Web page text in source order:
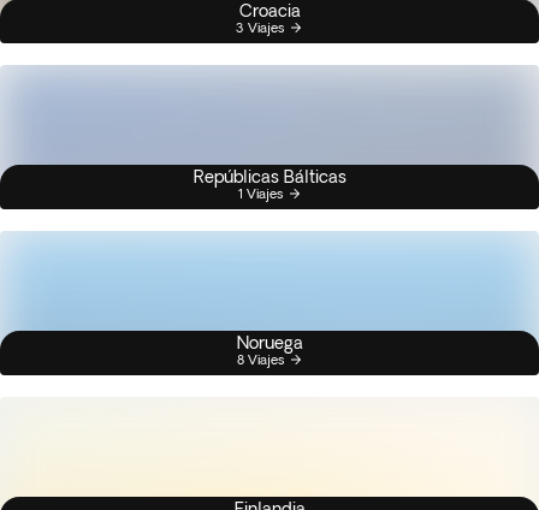
Croacia
3 Viajes
Repúblicas Bálticas
1 Viajes
Noruega
8 Viajes